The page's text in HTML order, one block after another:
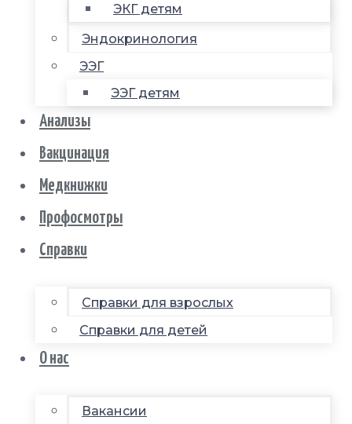
ЭКГ детям
Эндокринология
ЭЭГ
ЭЭГ детям
Анализы
Вакцинация
Медкнижки
Профосмотры
Справки
Справки для взрослых
Справки для детей
О нас
Вакансии